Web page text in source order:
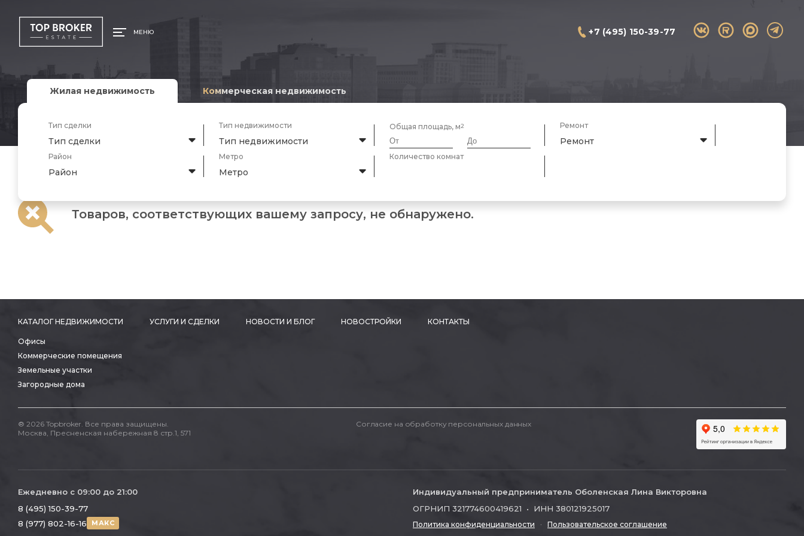
МЕНЮ +7 (495) 150-39-77
Жилая недвижимость Коммерческая недвижимость
Тип сделки
Тип сделки
Тип недвижимости
Тип недвижимости
Общая площадь, м Ремонт
Ремонт
Район
Район
Метро
Метро
Количество комнат
Главная/ Товар Google map Y / 37.507520000
Товаров, соответствующих вашему запросу, не обнаружено.
КАТАЛОГ НЕДВИЖИМОСТИ
Офисы
Коммерческие помещения
Земельные участки
Загородные дома
УСЛУГИ И СДЕЛКИ НОВОСТИ И БЛОГ НОВОСТРОЙКИ КОНТАКТЫ
® 2026 Topbroker. Все права защищены.
Москва, Пресненская набережная 8 стр.1, 571
Согласие на обработку персональных данных
Ежедневно с 09:00 до 21:00
8 (495) 150-39-77
8 (977) 802-16-16
МАКС
Индивидуальный предприниматель Оболенская Лина Викторовна
ОГРНИП 321774600419621 • ИНН 380121925017
Политика конфиденциальности · Пользовательское соглашение